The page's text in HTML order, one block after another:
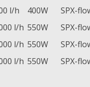
l/h 400W
SPX-
l/h 550W
SPX-
l/h 550W
SPX-
l/h 550W SPX-